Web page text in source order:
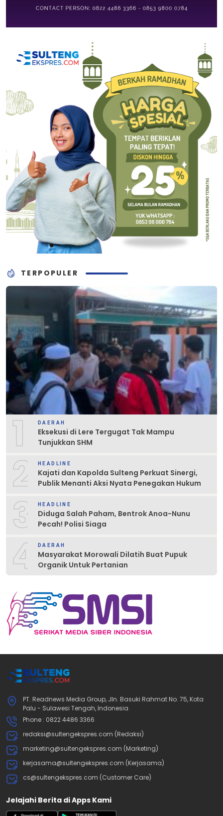
TERPOPULER
1 DAERAH
Eksekusi di Lere Tergugat Tak Mampu
Tunjukkan SHM
2 HEADLINE
Kajati dan Kapolda Sulteng Perkuat Sinergi,
Publik Menanti Aksi Nyata Penegakan Hukum
3 HEADLINE
Diduga Salah Paham, Bentrok Anoa-Nunu
Pecah! Polisi Siaga
4 DAERAH
Masyarakat Morowali Dilatih Buat Pupuk
Organik Untuk Pertanian
PT. Readnews Media Group, Jln. Basuki Rahmat No. 75, Kota
Palu - Sulawesi Tengah, Indonesia
Phone : 0822 4486 3366
redaksi@sultengekspres.com (Redaksi)
marketing@sultengekspres.com (Marketing)
kerjasama@sultengekspres.com (Kerjasama)
cs@sultengekspres.com (Customer Care)
Jelajahi Berita di Apps Kami